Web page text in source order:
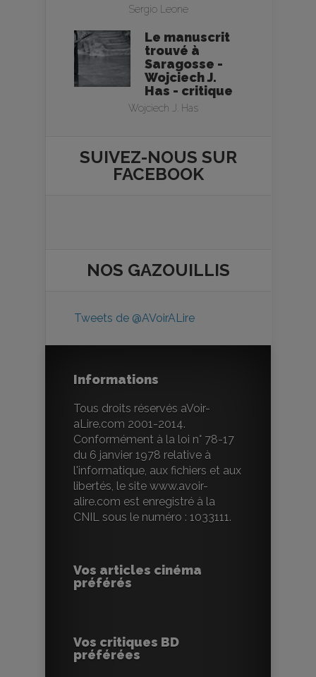
Sergio Leone
Le manuscrit
trouvé à
Saragosse -
Wojciech J.
Has - critique
Wojciech J. Has
SUIVEZ-NOUS SUR
FACEBOOK
NOS GAZOUILLIS
Tweets de @AVoirALire
Informations
Tous droits réservés aVoir-
aLire.com 2001-2014.
Conformément à la loi n° 78-17
du 6 janvier 1978 relative à
l'informatique, aux fichiers et aux
libertés, le site www.avoir-
alire.com est enregistré à la
CNIL sous le numéro : 1033111.
Vos articles cinéma
préférés
Vos critiques BD
préférées